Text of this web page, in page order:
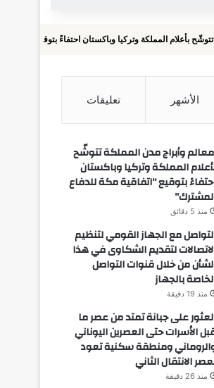
وتركيا وباكستان احتفاءً بتوقيع "اتفاقية مكة للدفاع ا...
الأشهر تعليقات
معالم وأبراج مدن المملكة تتوشّح
المملكة وتركيا وباكستان
بتوقيع “اتفاقية مكة للدفاع
منذ 5 دقائق
مع الجهاز القومي لتنظيم
لتقديم الشكاوى في هذا
من خلال قنوات التواصل
بالجهاز
منذ 19 دقيقة
على جبانة تمتد من عصر ما
الأسرات حتى العصرين اليوناني
ومنطقة سكنية تعود
الانتقال الثاني
منذ 26 دقيقة